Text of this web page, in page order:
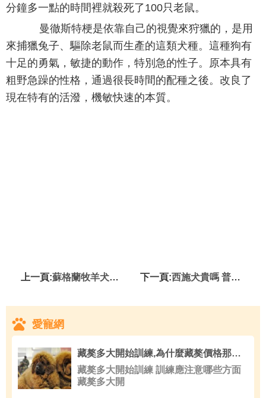
分鐘多一點的時間裡就殺死了100只老鼠。
曼徹斯特梗是依靠自己的視覺來狩獵的，是用
來捕獵兔子、驅除老鼠而生產的這類犬種。這種狗有
十足的勇氣，敏捷的動作，特別急的性子。原本具有
粗野急躁的性格，通過很長時間的配種之後。改良了
現在特有的活潑，機敏快速的本質。
上一頁:蘇格蘭牧羊犬聽話嗎 糾正不好的行為 下一頁:西施犬貴嗎 普通的西施犬價格不貴
愛寵網
藏獒多大開始訓練,為什麼藏獒價格那麼高
藏獒多大開始訓練 訓練應注意哪些方面
藏獒多大開